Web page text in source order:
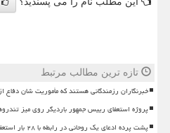
تازه ترین مطالب مرتبط
خبرنگاران رزمندگانی هستند که مأموریت شان
پروژه استعفای رییس جمهور باردیگر روی میز
پشت پرده ادعای یک روحانی در رابطه با ۲۸ بار استعفای مسعود پزشکیان